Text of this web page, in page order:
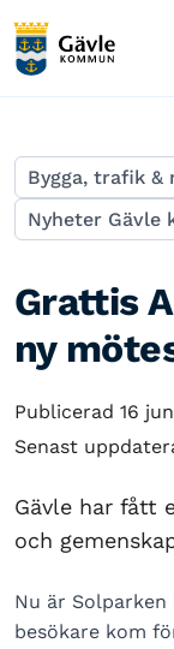
Bygga, trafik &
Nyheter Gävle
Grattis
ny
Publicerad 16
Senast
Gävle har fått
och
Nu är
besökare kom